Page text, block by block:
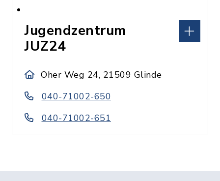
Jugendzentrum
JUZ24
Oher Weg 24, 21509 Glinde
040-71002-650
040-71002-651